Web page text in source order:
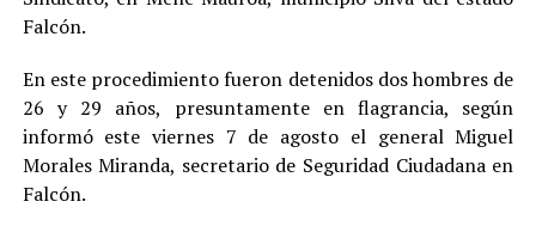
Falcón.
En este procedimiento fueron detenidos dos hombres de
26 y 29 años, presuntamente en flagrancia, según
informó este viernes 7 de agosto el general Miguel
Morales Miranda, secretario de Seguridad Ciudadana en
Falcón.